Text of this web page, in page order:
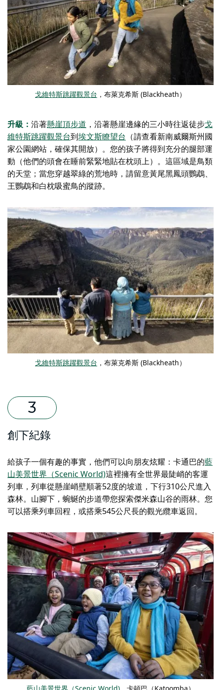
戈維特斯跳躍觀景台 ，布萊克希斯 (Blackheath）
升級： 沿著懸崖頂步道 ，沿著懸崖邊緣的三小時往返徒步戈
維特斯跳躍觀景台到埃文斯瞭望台 （請查看新南威爾斯州國
家公園網站，確保其開放）。您的孩子將得到充分的腿部運
動（他們的頭會在睡前緊緊地貼在枕頭上）。這區域是鳥類
的天堂；當您穿越翠綠的荒地時，請留意黃尾黑鳳頭鸚鵡、
王鸚鵡和白枕吸蜜鳥的蹤跡。
戈維特斯跳躍觀景台 ，布萊克希斯 (Blackheath）
創下紀錄
給孩子一個有趣的事實，他們可以向朋友炫耀：卡通巴的藍
山美景世界（Scenic World)這裡擁有全世界最陡峭的客運
列車，列車從懸崖峭壁順著52度的坡道，下行310公尺進入
森林。山腳下，蜿蜒的步道帶您探索傑米森山谷的雨林。您
可以搭乘列車回程，或搭乘545公尺長的觀光纜車返回。
藍山美景世界（Scenic World)，卡頓巴（Katoomba）